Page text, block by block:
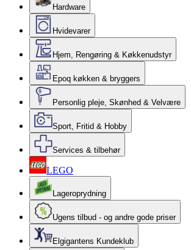
Hardware
Hvidevarer
Hjem, Rengøring & Køkkenudstyr
Epoq køkken & bryggers
Personlig pleje, Skønhed & Velvære
Sport, Fritid & Hobby
Services & tilbehør
LEGO
Lageroprydning
Ugens tilbud - og andre gode priser
Elgigantens Kundeklub